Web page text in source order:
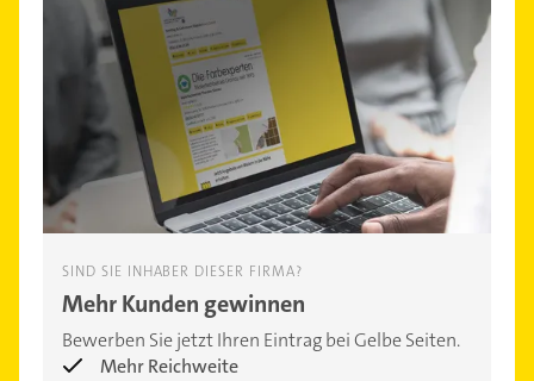
SIND SIE INHABER DIESER FIRMA?
Mehr Kunden gewinnen
Bewerben Sie jetzt Ihren Eintrag bei Gelbe Seiten.
Mehr Reichweite